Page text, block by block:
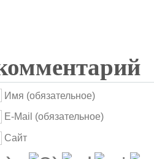
Имя (обязательное)
E-Mail (обязательное)
Сайт